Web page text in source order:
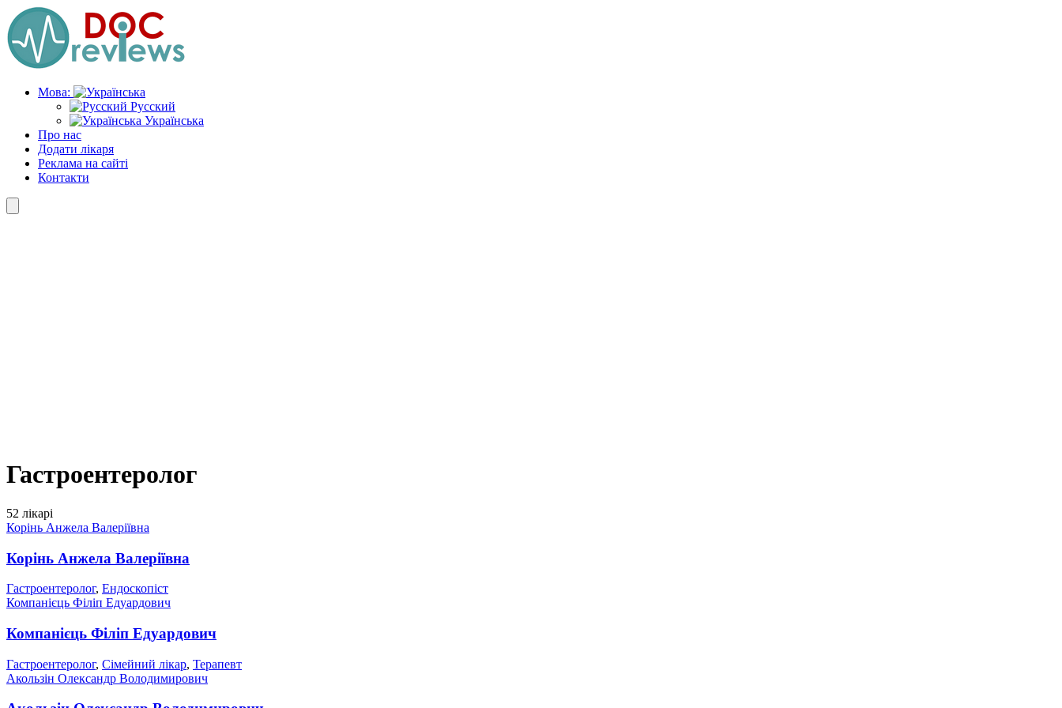
Skip
to
the
content
Мова:
Русский
Українська
Про нас
Додати лікаря
Реклама на сайті
Контакти
Гастроентеролог
52 лікарі
Корінь Анжела Валеріївна
Корінь Анжела Валеріївна
Гастроентеролог, Ендоскопіст
Компанієць Філіп Едуардович
Компанієць Філіп Едуардович
Гастроентеролог, Сімейний лікар, Терапевт
Акользін Олександр Володимирович